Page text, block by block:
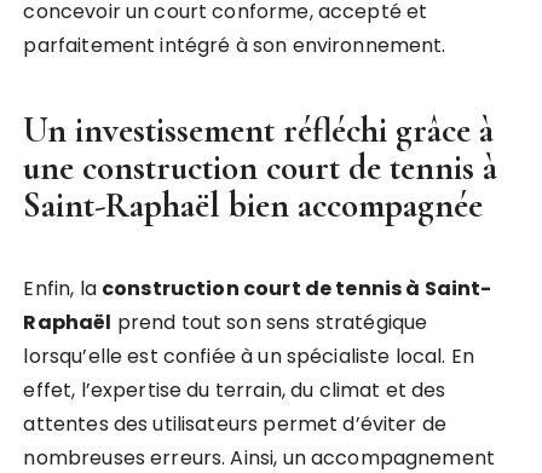
concevoir un court conforme, accepté et
parfaitement intégré à son environnement.
Un investissement réfléchi grâce à
une construction court de tennis à
Saint-Raphaël bien accompagnée
Enfin, la construction court de tennis à Saint-
Raphaël prend tout son sens stratégique
lorsqu’elle est confiée à un spécialiste local. En
effet, l’expertise du terrain, du climat et des
attentes des utilisateurs permet d’éviter de
nombreuses erreurs. Ainsi, un accompagnement